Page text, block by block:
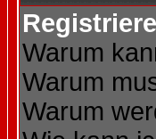
Warum
Warum
Warum